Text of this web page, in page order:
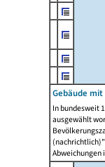
Gebäude
In bundesweit
ausgewählt
Abweichungen